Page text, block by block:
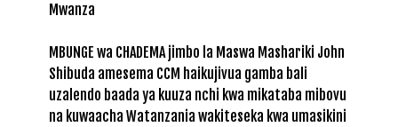
Mwanza
MBUNGE wa CHADEMA jimbo la Maswa Mashariki John
Shibuda amesema CCM haikujivua gamba bali
uzalendo baada ya kuuza nchi kwa mikataba mibovu
na kuwaacha Watanzania wakiteseka kwa umasikini